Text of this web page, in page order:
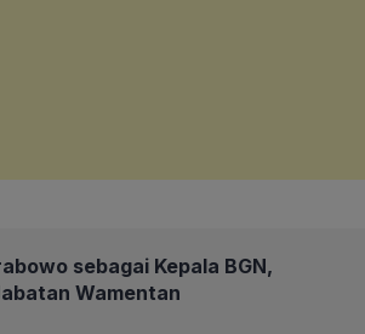
sebagai Kepala BGN,
Wamentan